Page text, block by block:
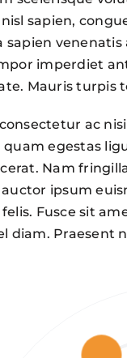
sapien,
sapien venenatis
imperdiet
Mauris turpis
ac
egestas
Nam
ipsum
Fusce sit
diam. Praesent